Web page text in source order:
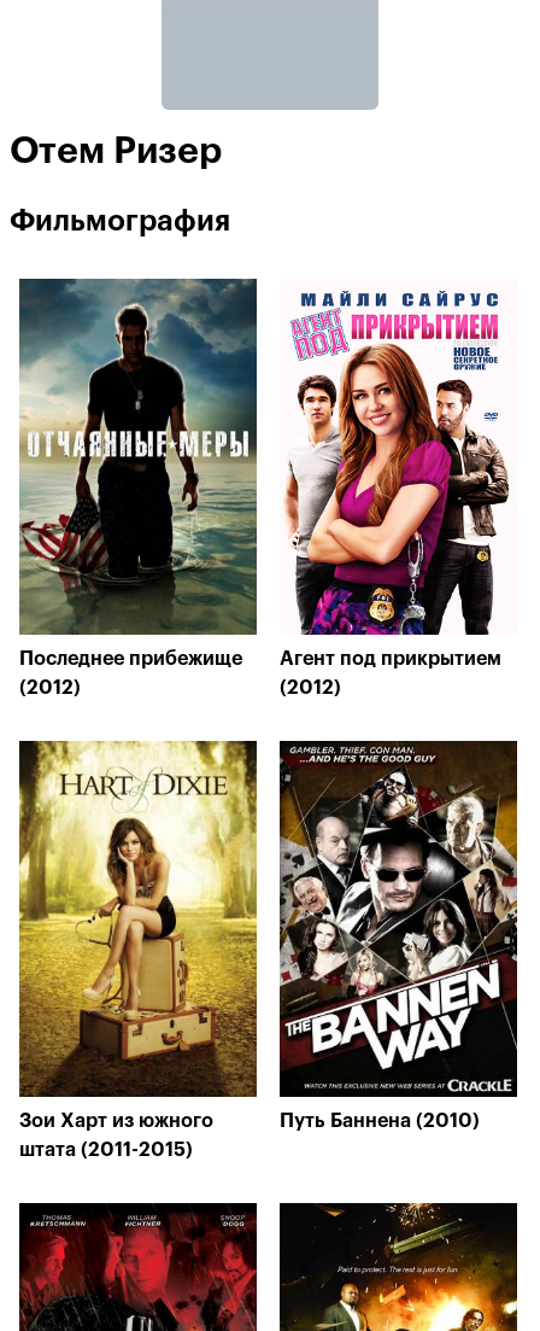
Отем Ризер
Фильмография
Последнее прибежище
(2012)
Агент под прикрытием
(2012)
Зои Харт из южного
штата (2011-2015)
Путь Баннена (2010)